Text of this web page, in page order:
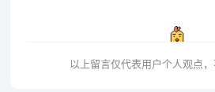
以上留言仅代表用户个人观点